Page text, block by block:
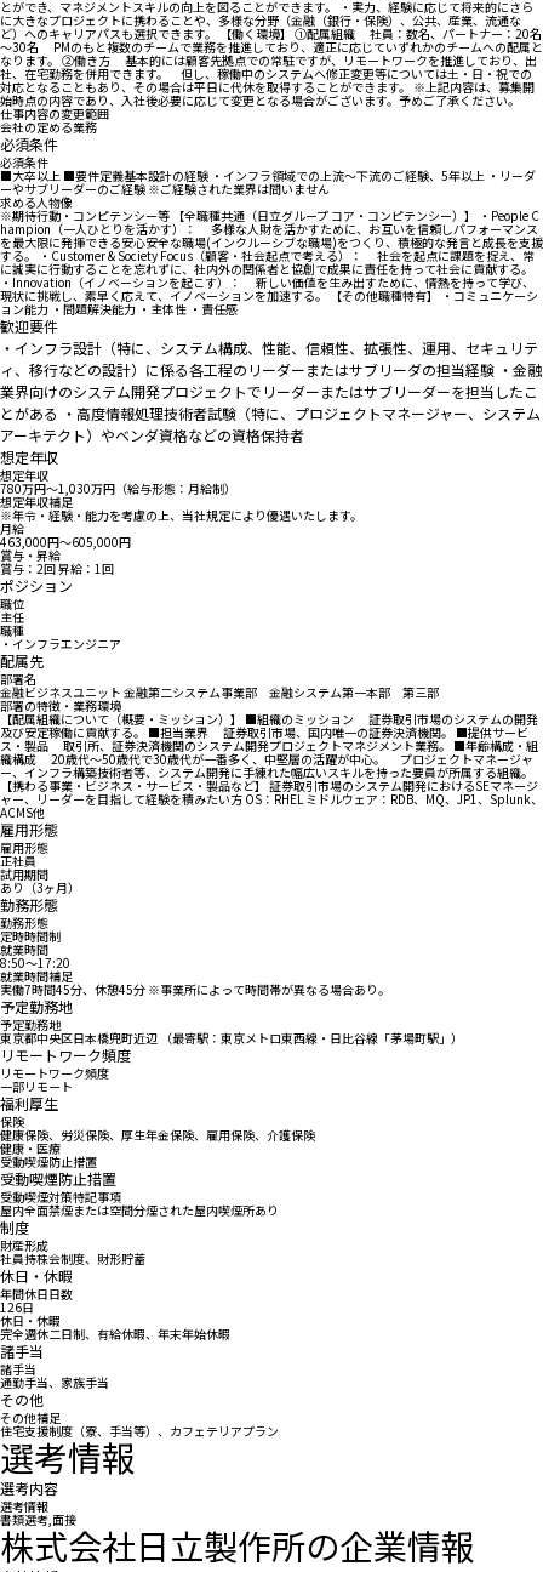
とができ、マネジメントスキルの向上を図ることができます。 ・実力、経験に応じて将来的にさら
に大きなプロジェクトに携わることや、多様な分野（金融（銀行・保険）、公共、産業、流通な
ど）へのキャリアパスも選択できます。 【働く環境】 ①配属組織 社員：数名、パートナー：20名
～30名 PMのもと複数のチームで業務を推進しており、適正に応じていずれかのチームへの配属と
なります。 ②働き方 基本的には顧客先拠点での常駐ですが、リモートワークを推進しており、出
社、在宅勤務を併用できます。 但し、稼働中のシステムへ修正変更等については土・日・祝での
対応となることもあり、その場合は平日に代休を取得することができます。 ※上記内容は、募集開
始時点の内容であり、入社後必要に応じて変更となる場合がございます。予めご了承ください。
仕事内容の変更範囲
会社の定める業務
必須条件
必須条件
■大卒以上 ■要件定義基本設計の経験 ・インフラ領域での上流～下流のご経験、5年以上 ・リーダ
ーやサブリーダーのご経験 ※ご経験された業界は問いません
求める人物像
※期待行動・コンピテンシー等 【全職種共通（日立グループ コア・コンピテンシー）】 ・People C
hampion（一人ひとりを活かす）： 多様な人財を活かすために、お互いを信頼しパフォーマンス
を最大限に発揮できる安心安全な職場(インクルーシブな職場)をつくり、積極的な発言と成長を支援
する。 ・Customer & Society Focus（顧客・社会起点で考える）： 社会を起点に課題を捉え、常
に誠実に行動することを忘れずに、社内外の関係者と協創で成果に責任を持って社会に貢献する。
・Innovation（イノベーションを起こす）： 新しい価値を生み出すために、情熱を持って学び、
現状に挑戦し、素早く応えて、イノベーションを加速する。 【その他職種特有】 ・コミュニケーシ
ョン能力 ・問題解決能力 ・主体性 ・責任感
歓迎要件
・インフラ設計（特に、システム構成、性能、信頼性、拡張性、運用、セキュリテ
ィ、移行などの設計）に係る各工程のリーダーまたはサブリーダの担当経験 ・金融
業界向けのシステム開発プロジェクトでリーダーまたはサブリーダーを担当したこ
とがある ・高度情報処理技術者試験（特に、プロジェクトマネージャー、システム
アーキテクト）やベンダ資格などの資格保持者
想定年収
想定年収
780万円〜1,030万円（給与形態：月給制）
想定年収補足
※年令・経験・能力を考慮の上、当社規定により優遇いたします。
月給
463,000円〜605,000円
賞与・昇給
賞与：2回 昇給：1回
ポジション
職位
主任
職種
・インフラエンジニア
配属先
部署名
金融ビジネスユニット 金融第二システム事業部 金融システム第一本部 第三部
部署の特徴・業務環境
【配属組織について（概要・ミッション）】 ■組織のミッション 証券取引市場のシステムの開発
及び安定稼働に貢献する。 ■担当業界 証券取引市場、国内唯一の証券決済機関。 ■提供サービ
ス・製品 取引所、証券決済機関のシステム開発プロジェクトマネジメント業務。 ■年齢構成・組
織構成 20歳代～50歳代で30歳代が一番多く、中堅層の活躍が中心。 プロジェクトマネージャ
ー、インフラ構築技術者等、システム開発に手練れた幅広いスキルを持った要員が所属する組織。
【携わる事業・ビジネス・サービス・製品など】 証券取引市場のシステム開発におけるSEマネージ
ャー、リーダーを目指して経験を積みたい方 OS：RHEL ミドルウェア：RDB、MQ、JP1、Splunk、
ACMS他
雇用形態
雇用形態
正社員
試用期間
あり（3ヶ月）
勤務形態
勤務形態
定時時間制
就業時間
8:50〜17:20
就業時間補足
実働7時間45分、休憩45分 ※事業所によって時間帯が異なる場合あり。
予定勤務地
予定勤務地
東京都中央区日本橋兜町近辺 （最寄駅：東京メトロ東西線・日比谷線「茅場町駅」）
リモートワーク頻度
リモートワーク頻度
一部リモート
福利厚生
保険
健康保険、労災保険、厚生年金保険、雇用保険、介護保険
健康・医療
受動喫煙防止措置
受動喫煙防止措置
受動喫煙対策特記事項
屋内全面禁煙または空間分煙された屋内喫煙所あり
制度
財産形成
社員持株会制度、財形貯蓄
休日・休暇
年間休日日数
126日
休日・休暇
完全週休二日制、有給休暇、年末年始休暇
諸手当
諸手当
通勤手当、家族手当
その他
その他補足
住宅支援制度（寮、手当等）、カフェテリアプラン
選考情報
選考内容
選考情報
書類選考,面接
株式会社日立製作所の企業情報